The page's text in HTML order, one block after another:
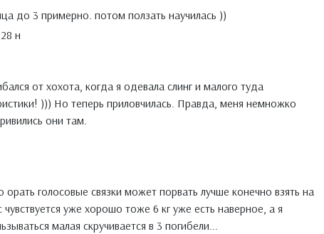
до 3 примерно. потом ползать научилась ))
н
от хохота, когда я одевала слинг и малого туда
))) Но теперь приловчилась. Правда, меня немножко
они там.
орать голосовые связки может порвать лучше конечно взять на
уже хорошо тоже 6 кг уже есть наверное, а я
малая скручивается в 3 погибели...